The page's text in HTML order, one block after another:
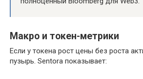
Макро и токен-метрики
Если у токена рост цены без роста
пузырь. Sentora показывает: